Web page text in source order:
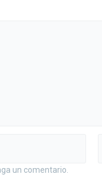
un comentario.